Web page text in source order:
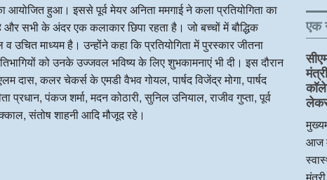
हुआ। इससे पूर्व मेयर अनिता ममगाई ने कला प्रतियोगिता का
सभी के अंदर एक कलाकार छिपा रहता है। जो बच्चों में बौद्धिक
माध्यम है। उन्होंने कहा कि प्रतियोगिता में पुरस्कार जीतना
को उनके उज्जवल भविष्य के लिए शुभकामनाएं भी दी। इस दौरान
कलर चेकर्स के एमडी वैभव गोयल, पार्षद विजेंद्र मोगा, पार्षद
प्रधान, पंकज शर्मा, मदन कोठारी, सुनिल उनियाल, राजीव गुप्ता, पूर्व
संतोष शाहनी आदि मौजूद रहे।
एक
लेकर
आज